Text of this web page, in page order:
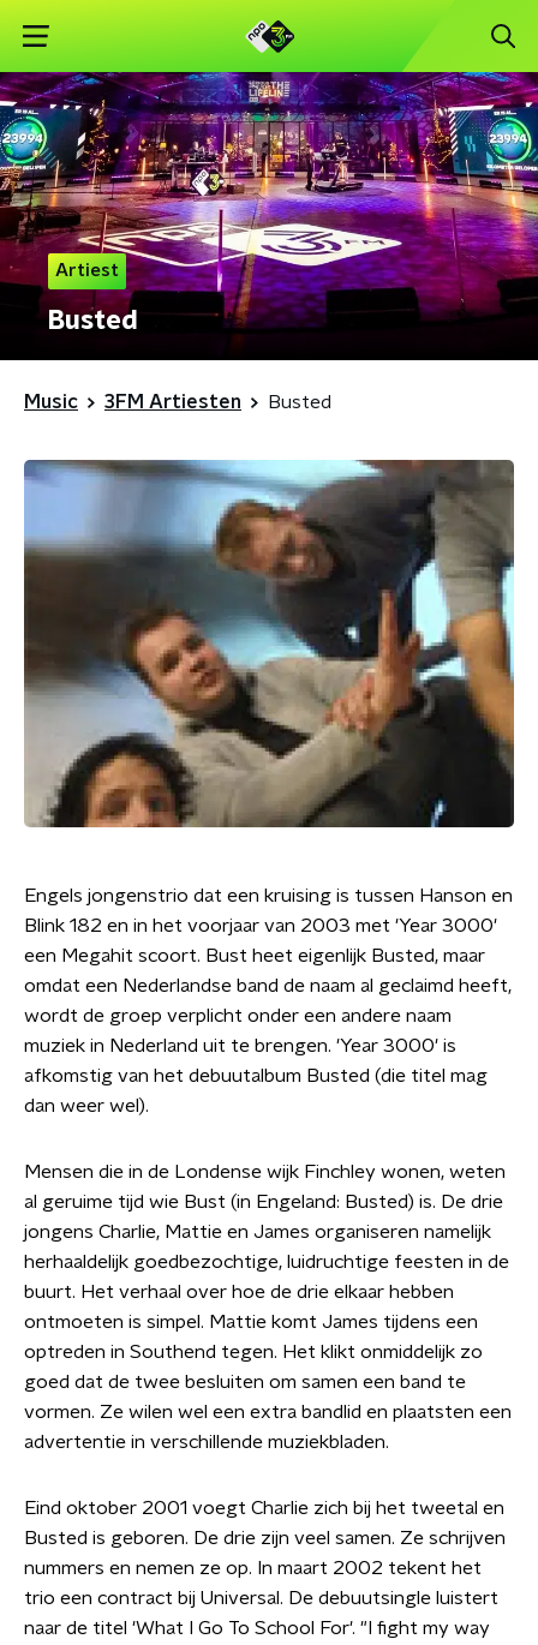
Artiest
Busted
Music 3FM Artiesten Busted
Engels jongenstrio dat een kruising is tussen Hanson en
Blink 182 en in het voorjaar van 2003 met 'Year 3000'
een Megahit scoort. Bust heet eigenlijk Busted, maar
omdat een Nederlandse band de naam al geclaimd heeft,
wordt de groep verplicht onder een andere naam
muziek in Nederland uit te brengen. 'Year 3000' is
afkomstig van het debuutalbum Busted (die titel mag
dan weer wel).
Mensen die in de Londense wijk Finchley wonen, weten
al geruime tijd wie Bust (in Engeland: Busted) is. De drie
jongens Charlie, Mattie en James organiseren namelijk
herhaaldelijk goedbezochtige, luidruchtige feesten in de
buurt. Het verhaal over hoe de drie elkaar hebben
ontmoeten is simpel. Mattie komt James tijdens een
optreden in Southend tegen. Het klikt onmiddelijk zo
goed dat de twee besluiten om samen een band te
vormen. Ze wilen wel een extra bandlid en plaatsten een
advertentie in verschillende muziekbladen.
Eind oktober 2001 voegt Charlie zich bij het tweetal en
Busted is geboren. De drie zijn veel samen. Ze schrijven
nummers en nemen ze op. In maart 2002 tekent het
trio een contract bij Universal. De debuutsingle luistert
naar de titel 'What I Go To School For'. "I fight my way